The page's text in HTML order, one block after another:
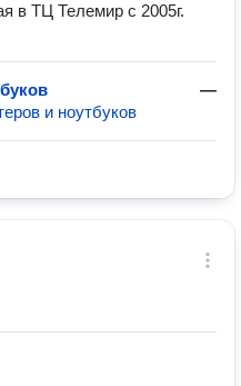
в ТЦ Телемир с 2005г.
—
и ноутбуков